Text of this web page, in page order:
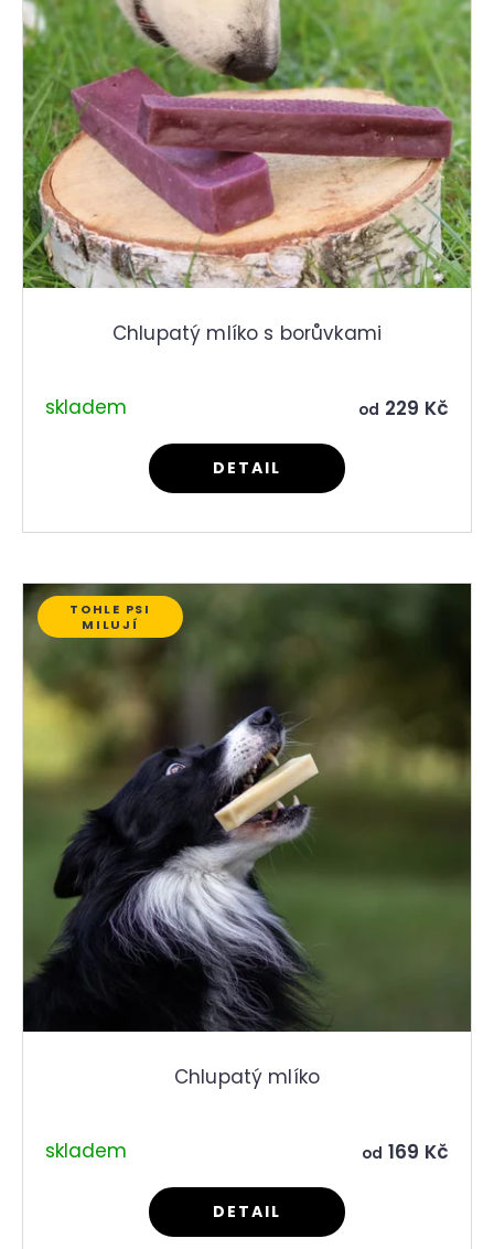
r
o
d
u
k
t
ů
Chlupatý mlíko s borůvkami
skladem od 229 Kč
DETAIL
TOHLE PSI
MILUJÍ
Chlupatý mlíko
skladem od 169 Kč
DETAIL
u
č
u
j
e
m
e